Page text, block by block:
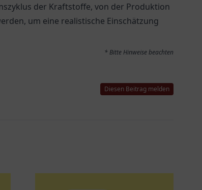
der Kraftstoffe, von der Produktion
um eine realistische Einschätzung
* Bitte Hinweise beachten
Diesen Beitrag melden